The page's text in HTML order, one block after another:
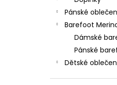
Pánské
Barefoot
Dámské
Pánské
Dětské
BRUBECK
SC3002U
190 Kč
Původně: 209 Kč